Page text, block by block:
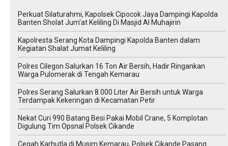
Perkuat Silaturahmi, Kapolsek Cipocok Jaya Dampingi Kapolda
Banten Sholat Jum'at Keliling Di Masjid Al Muhajirin
Kapolresta Serang Kota Dampingi Kapolda Banten dalam
Kegiatan Shalat Jumat Keliling
Polres Cilegon Salurkan 16 Ton Air Bersih, Hadir Ringankan
Warga Pulomerak di Tengah Kemarau
Polres Serang Salurkan 8.000 Liter Air Bersih untuk Warga
Terdampak Kekeringan di Kecamatan Petir
Nekat Curi 990 Batang Besi Pakai Mobil Crane, 5 Komplotan
Digulung Tim Opsnal Polsek Cikande
Cegah Karhutla di Musim Kemarau, Polsek Cikande Pasang